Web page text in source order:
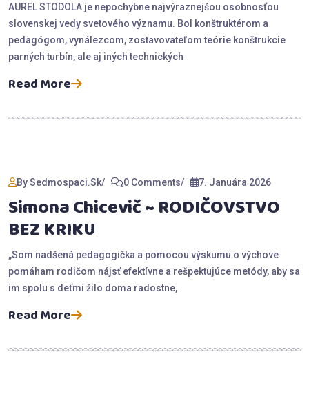
AUREL STODOLA je nepochybne najvýraznejšou osobnosťou
slovenskej vedy svetového významu. Bol konštruktérom a
pedagógom, vynálezcom, zostavovateľom teórie konštrukcie
parných turbín, ale aj iných technických
Read More
By Sedmospaci.sk 0 Comments 7. Januára 2026
Simona Chicevič ~ RODIČOVSTVO
BEZ KRIKU
„Som nadšená pedagogička a pomocou výskumu o výchove
pomáham rodičom nájsť efektívne a rešpektujúce metódy, aby sa
im spolu s deťmi žilo doma radostne,
Read More